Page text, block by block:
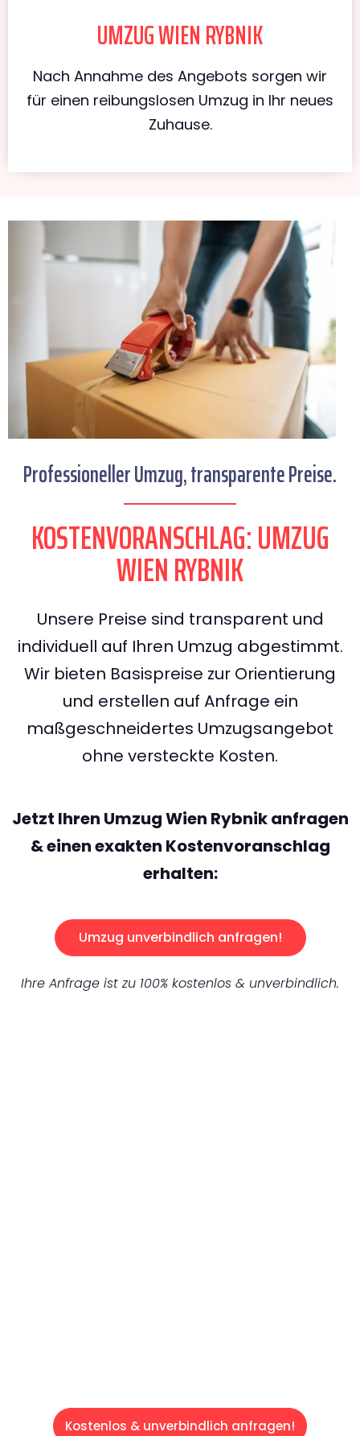
UMZUG WIEN RYBNIK
Nach Annahme des Angebots sorgen wir
für einen reibungslosen Umzug in Ihr neues
Zuhause.
Professioneller Umzug, transparente Preise.
KOSTENVORANSCHLAG: UMZUG
WIEN RYBNIK
Unsere Preise sind transparent und
individuell auf Ihren Umzug abgestimmt.
Wir bieten Basispreise zur Orientierung
und erstellen auf Anfrage ein
maßgeschneidertes Umzugsangebot
ohne versteckte Kosten.
Jetzt Ihren Umzug Wien Rybnik anfragen
& einen exakten Kostenvoranschlag
erhalten:
Umzug unverbindlich anfragen!
Ihre Anfrage ist zu 100% kostenlos & unverbindlich.
Kostenlos & unverbindlich anfragen!